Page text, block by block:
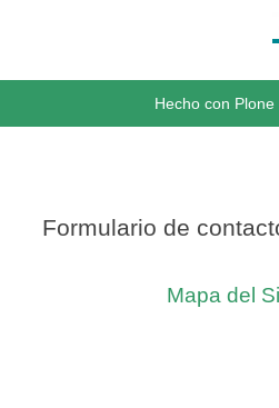
Hecho con Plone
Formulario de
Mapa del